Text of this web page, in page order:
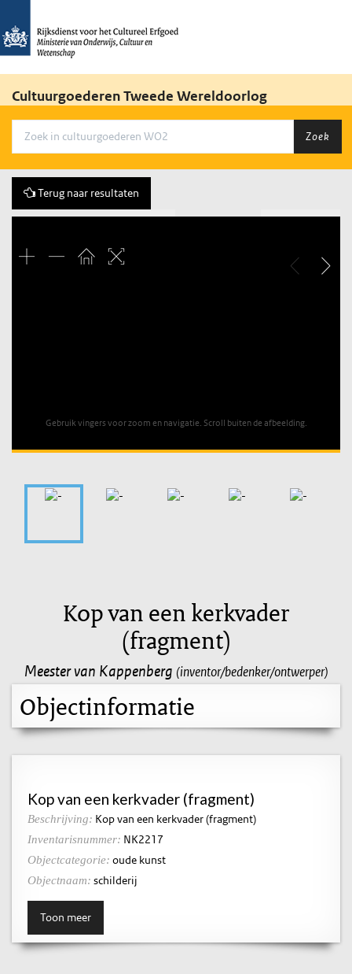
Cultuurgoederen Tweede Wereldoorlog
Zoek
Terug naar resultaten
Gebruik vingers voor zoom en navigatie. Scroll buiten de afbeelding.
Kop van een kerkvader
(fragment)
Meester van Kappenberg (inventor/bedenker/ontwerper)
Objectinformatie
Kop van een kerkvader (fragment)
Beschrijving: Kop van een kerkvader (fragment)
Inventarisnummer: NK2217
Objectcategorie: oude kunst
Objectnaam: schilderij
Toon meer